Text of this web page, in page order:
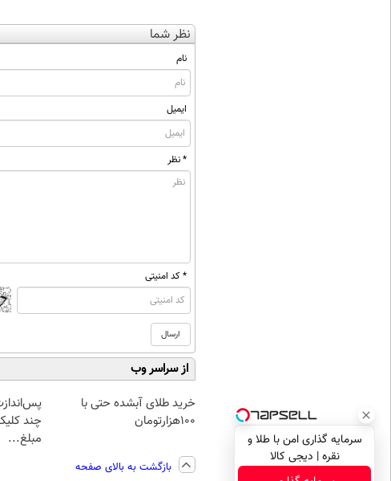
نظر شما
نام
ایمیل
* نظر
* کد امنیتی
از سراسر وب
خرید طلای آبشده حتی با
۱۰۰هزارتومان
چند
مبلغ...
بازگشت به بالای صفحه
سرمایه گذاری امن با طلا و
نقره | دیجی کالا